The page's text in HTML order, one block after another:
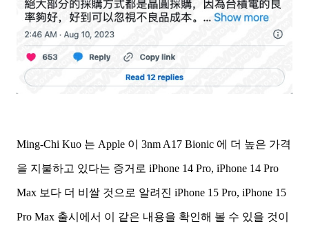
Ming-Chi Kuo 는 Apple 이 3nm A17 Bionic 에 더 높은 가격
을 지불하고 있다는 증거로 iPhone 14 Pro, iPhone 14 Pro
Max 보다 더 비쌀 것으로 알려진 iPhone 15 Pro, iPhone 15
Pro Max 출시에서 이 같은 내용을 확인해 볼 수 있을 것이